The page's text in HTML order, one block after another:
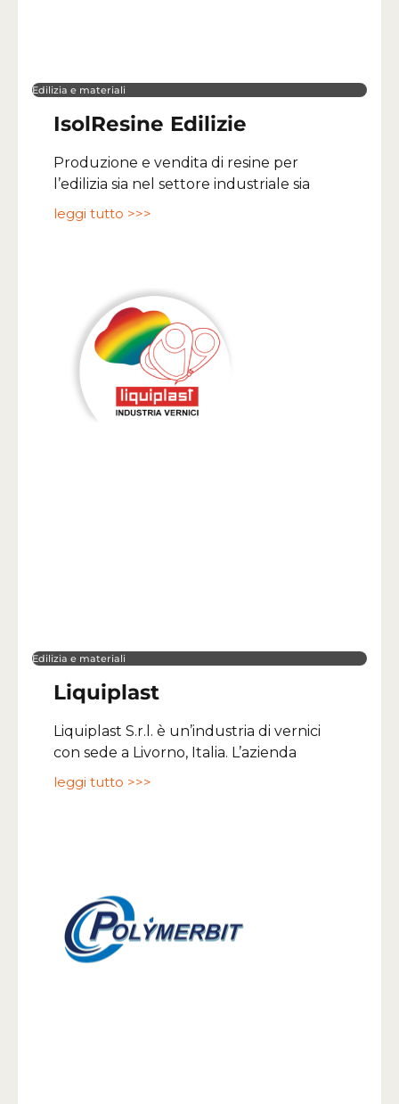
Edilizia e materiali
IsolResine Edilizie
Produzione e vendita di resine per
l’edilizia sia nel settore industriale sia
leggi tutto >>>
Edilizia e materiali
Liquiplast
Liquiplast S.r.l. è un’industria di vernici
con sede a Livorno, Italia. L’azienda
leggi tutto >>>